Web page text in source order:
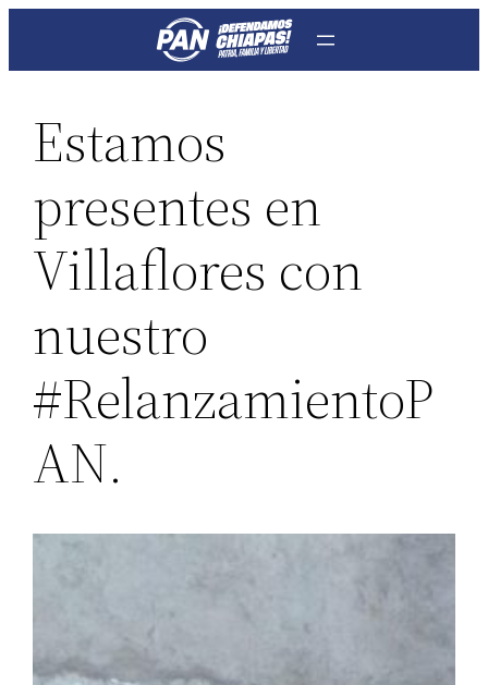
Estamos
presentes en
Villaflores con
nuestro
#RelanzamientoP
AN.